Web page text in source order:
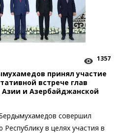
1357
принял участие
встрече глав
Азии и Азербайджанской
совершил
в целях участия в